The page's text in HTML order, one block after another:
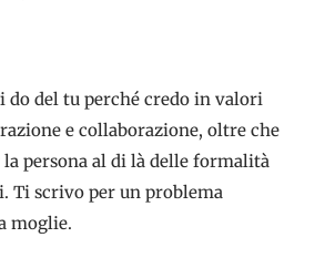
do del tu perché credo in valori
e collaborazione, oltre che
persona al di là delle formalità
Ti scrivo per un problema
moglie.